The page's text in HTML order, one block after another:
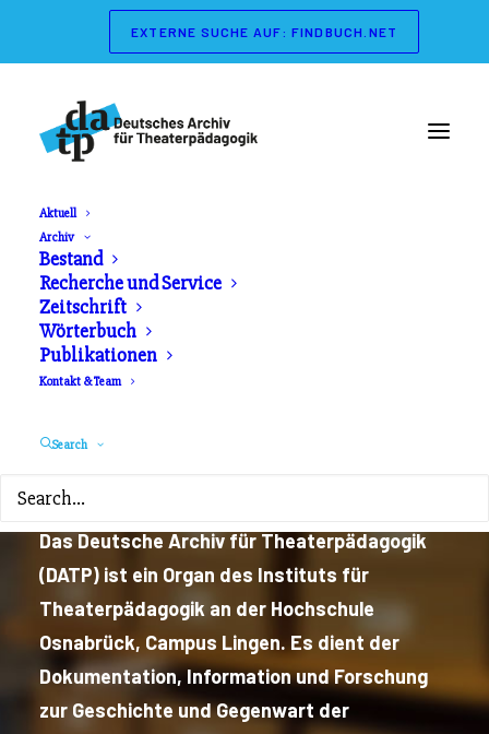
EXTERNE SUCHE AUF: FINDBUCH.NET
Aktuell
Archiv
Bestand
Recherche und Service
Zeitschrift
Wörterbuch
Publikationen
Kontakt & Team
Search
Willkommen im Deutschen
Archiv für
Theaterpädagogik!
Das Deutsche Archiv für Theaterpädagogik
(DATP) ist ein Organ des Instituts für
Theaterpädagogik an der Hochschule
Osnabrück, Campus Lingen. Es dient der
Dokumentation, Information und Forschung
zur Geschichte und Gegenwart der